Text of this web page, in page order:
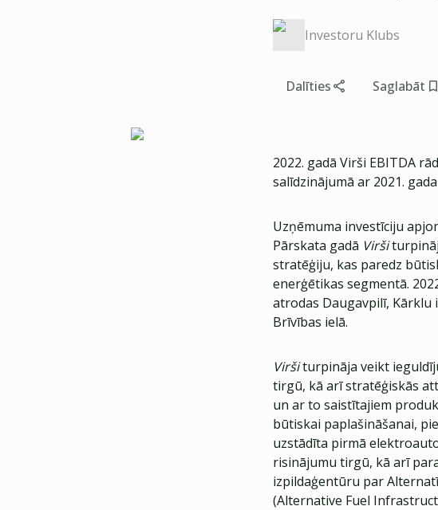
Investoru Klubs
Dalīties Saglabāt
2022. gadā Virši EBITDA
salīdzinājumā ar 2021.
Uzņēmuma investīciju
Pārskata gadā Virši
stratēģiju, kas paredz
enerģētikas segmentā.
atrodas Daugavpilī, Kārklu
Brīvības ielā.
Viršiturpināja veikt
tirgū, kā arī stratēģiskās
un ar to saistītajiem
būtiskai paplašināšanai,
uzstādīta pirmā
risinājumu tirgū, kā arī
izpildaģentūru par
(Alternative Fuel